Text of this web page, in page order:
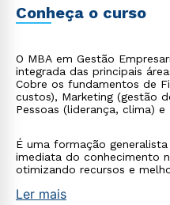
Conheça o curso
O MBA em Gestão
integrada das principais
Cobre os fundamentos de
custos), Marketing (gestão
Pessoas (liderança, clima) e
É uma formação
imediata do conhecimento
otimizando recursos e
Ler mais